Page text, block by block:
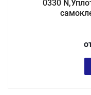
0330